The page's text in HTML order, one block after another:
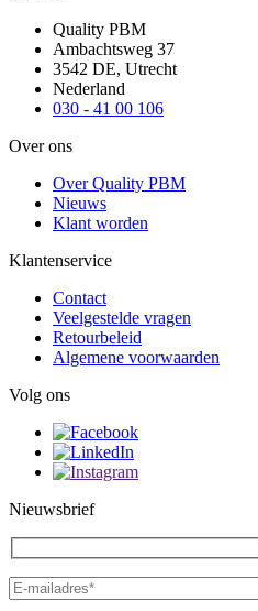
Quality PBM
Ambachtsweg 37
3542 DE, Utrecht
Nederland
030 - 41 00 106
Over ons
Over Quality PBM
Nieuws
Klant worden
Klantenservice
Contact
Veelgestelde vragen
Retourbeleid
Algemene voorwaarden
Volg ons
Nieuwsbrief